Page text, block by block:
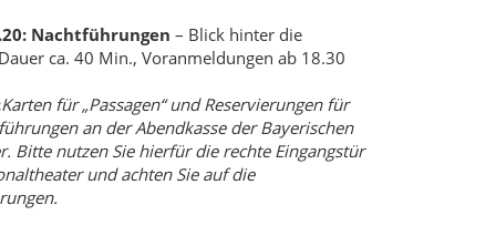
Nachtführungen – Blick hinter die
ca. 40 Min., Voranmeldungen ab 18.30
Karten für „Passagen“ und Reservierungen für
an der Abendkasse der Bayerischen
Bitte nutzen Sie hierfür die rechte Eingangstür
und achten Sie auf die